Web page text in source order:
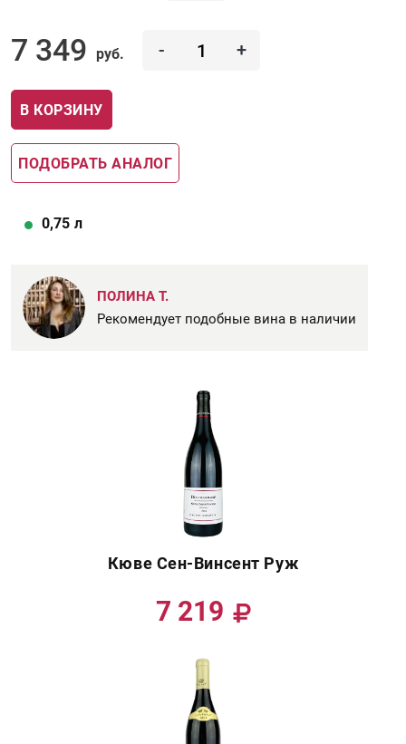
7 349 руб. - +
В КОРЗИНУ
ПОДОБРАТЬ АНАЛОГ
0,75 л
ПОЛИНА Т.
Рекомендует подобные вина в наличии
Кюве Сен-Винсент Руж
7 219